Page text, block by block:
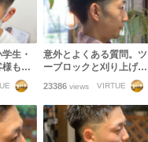
生・
もご
意外とよくある質問。ツ
ーブロックと刈り上げの
違い。フェードカットと
刈り上げの違い。イメー
ジの共有できない失敗。
23386views VIRTUE